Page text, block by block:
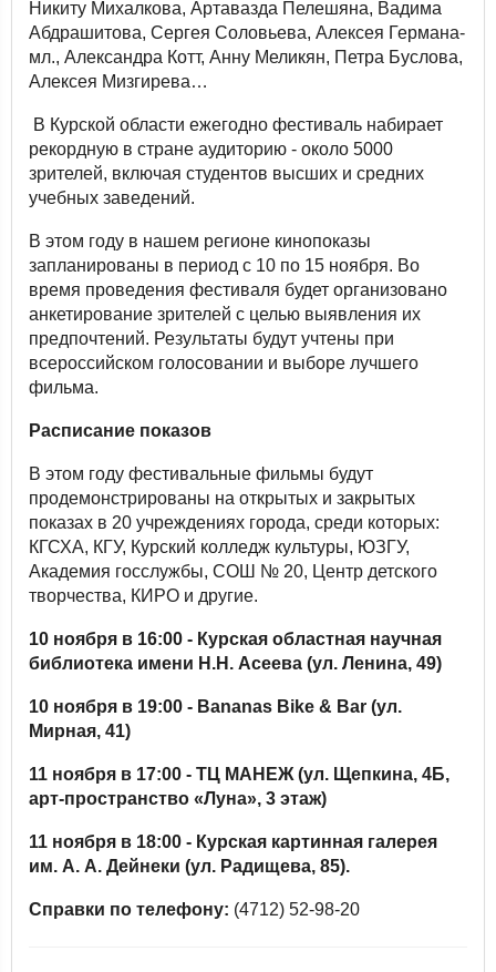
Никиту Михалкова, Артавазда Пелешяна, Вадима
Абдрашитова, Сергея Соловьева, Алексея Германа-
мл., Александра Котт, Анну Меликян, Петра Буслова,
Алексея Мизгирева…
В Курской области ежегодно фестиваль набирает
рекордную в стране аудиторию - около 5000
зрителей, включая студентов высших и средних
учебных заведений.
В этом году в нашем регионе кинопоказы
запланированы в период с 10 по 15 ноября. Во
время проведения фестиваля будет организовано
анкетирование зрителей с целью выявления их
предпочтений. Результаты будут учтены при
всероссийском голосовании и выборе лучшего
фильма.
Расписание показов
В этом году фестивальные фильмы будут
продемонстрированы на открытых и закрытых
показах в 20 учреждениях города, среди которых:
КГСХА, КГУ, Курский колледж культуры, ЮЗГУ,
Академия госслужбы, СОШ № 20, Центр детского
творчества, КИРО и другие.
10 ноября в 16:00 - Курская областная научная
библиотека имени Н.Н. Асеева (ул. Ленина, 49)
10 ноября в 19:00 - Bananas Bike & Bar (ул.
Мирная, 41)
11 ноября в 17:00 - ТЦ МАНЕЖ (ул. Щепкина, 4Б,
арт-пространство «Луна», 3 этаж)
11 ноября в 18:00 - Курская картинная галерея
им. А. А. Дейнеки (ул. Радищева, 85).
Справки по телефону: (4712) 52-98-20